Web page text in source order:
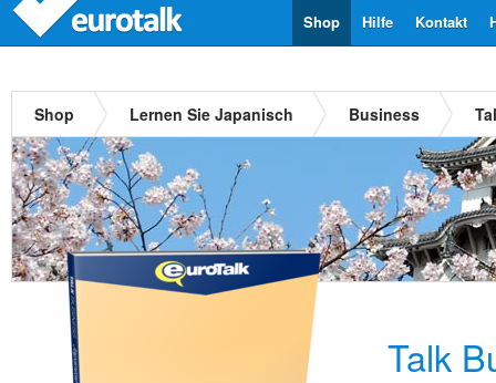
Kontakt
Hilfe
Shop
Shop Lernen Sie Japanisch Business
Talk